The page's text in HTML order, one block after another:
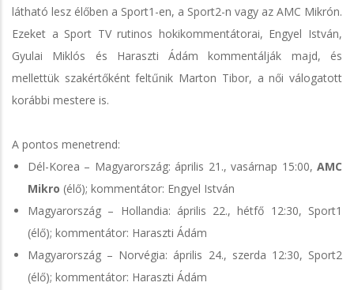
látható lesz élőben a Sport1-en, a Sport2-n vagy az AMC Mikrón.
Ezeket a Sport TV rutinos hokikommentátorai, Engyel István,
Gyulai Miklós és Haraszti Ádám kommentálják majd, és
mellettük szakértőként feltűnik Marton Tibor, a női válogatott
korábbi mestere is.
A pontos menetrend:
Dél-Korea – Magyarország: április 21., vasárnap 15:00, AMC
Mikro (élő); kommentátor: Engyel István
Magyarország – Hollandia: április 22., hétfő 12:30, Sport1
(élő); kommentátor: Haraszti Ádám
Magyarország – Norvégia: április 24., szerda 12:30, Sport2
(élő); kommentátor: Haraszti Ádám